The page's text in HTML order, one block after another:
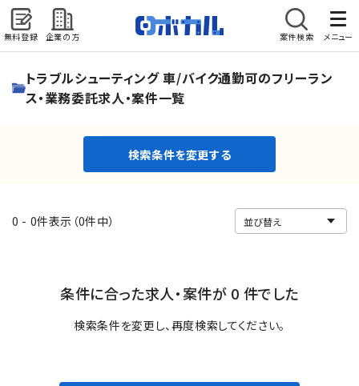
無料登録 企業の方 案件検索 メニュー
検索条件を変更する
トラブルシューティング 車/バイク通勤可のフリーラン
ス・業務委託求人・案件一覧
検索条件を変更する
0 - 0件表示（0件中）
条件に合った求人・案件が 0 件でした
検索条件を変更し、再度検索してください。